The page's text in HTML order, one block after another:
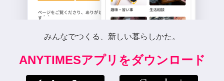
みんなでつくる、新しい暮らしかた。
ANYTIMESアプリをダウンロード